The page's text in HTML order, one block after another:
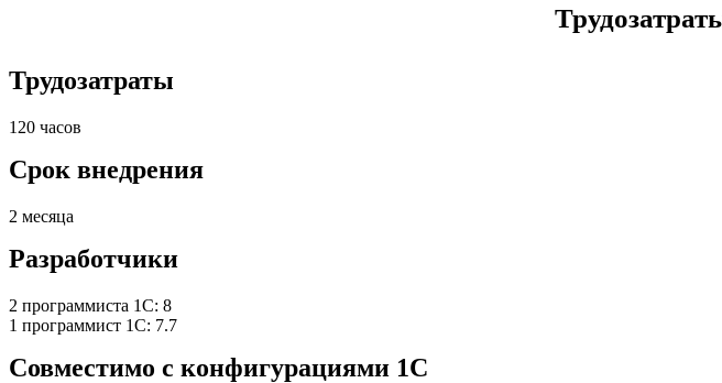
Трудозатраты
120 часов
Срок внедрения
2 месяца
Разработчики
2 программиста 1С: 8
1 программист 1С: 7.7
Совместимо с конфигурациями 1С